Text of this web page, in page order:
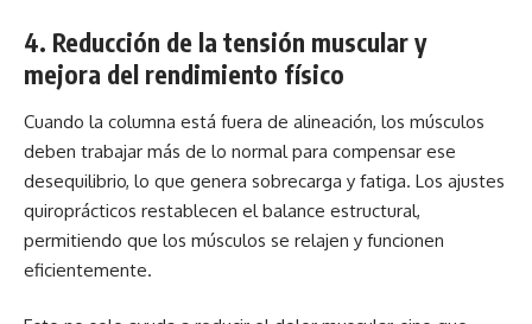
4. Reducción de la tensión muscular y
mejora del rendimiento físico
Cuando la columna está fuera de alineación, los músculos
deben trabajar más de lo normal para compensar ese
desequilibrio, lo que genera sobrecarga y fatiga. Los ajustes
quiroprácticos restablecen el balance estructural,
permitiendo que los músculos se relajen y funcionen
eficientemente.